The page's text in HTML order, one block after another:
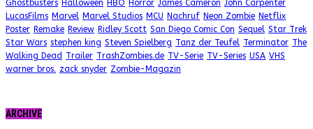
Ghostbusters Halloween HBO Horror James Cameron John Carpenter
LucasFilms Marvel Marvel Studios MCU Nachruf Neon Zombie Netflix
Poster Remake Review Ridley Scott San Diego Comic Con Sequel Star Trek
Star Wars stephen king Steven Spielberg Tanz der Teufel Terminator The
Walking Dead Trailer TrashZombies.de TV-Serie TV-Series USA VHS
warner bros. zack snyder Zombie-Magazin
ARCHIVE